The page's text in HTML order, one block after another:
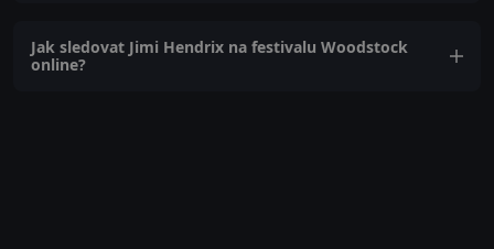
Jak sledovat Jimi Hendrix na festivalu Woodstock
online?